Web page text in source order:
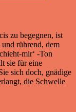
zu begegnen, ist
rührend, dem
mir‘ -Ton
sie für eine
sich doch, gnädige
die Schwelle